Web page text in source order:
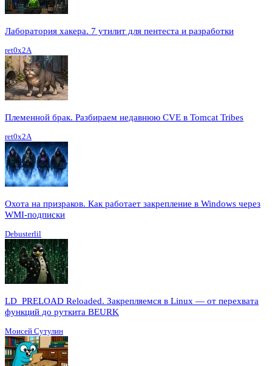
Лаборатория хакера. 7 утилит для пентеста и разработки
ret0x2A
Племенной брак. Разбираем недавнюю CVE в Tomcat Tribes
ret0x2A
Охота на призраков. Как работает закрепление в Windows через
WMI-подписки
Debusterlil
LD_PRELOAD Reloaded. Закрепляемся в Linux — от перехвата
функций до руткита BEURK
Моисей Сутулин